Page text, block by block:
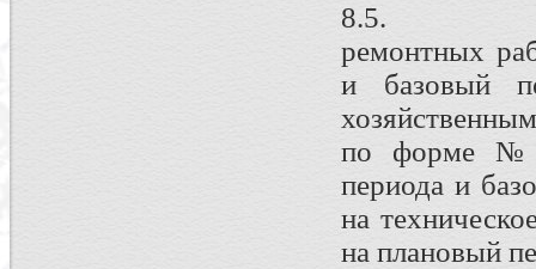
8.5.
ремонтных
и базовый
по форме №
периода и
на
на плановый